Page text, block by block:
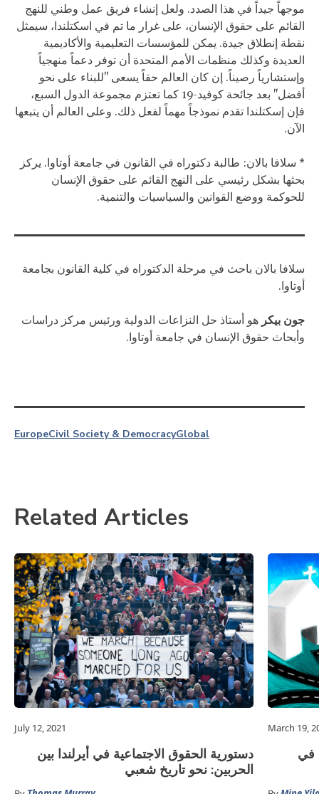
موجهاً جيداً في هذا الصدد. ولعل إنشاء فريق عمل وطني للنهج
القائم على حقوق الإنسان، على غرار ما تم في اسكتلندا، سيمثل
نقطة إنطلاق جيدة. يمكن للمؤسسات التعليمية والأكاديمية
العديدة وكذلك منظمات الأمم المتحدة أن توفر دعماً منهجياً
وإستشارياً رصيناً. إن كان العالم حقاً يسعى "للبناء على نحو
أفضل" بعد جائحة كوفيد-19 كما تعتزم مجموعة الدول السبع،
فإن إسكتلندا تقدم نموذجاً مهماً لفعل ذلك. وعلى العالم أن يتبعها
الآن.
* سلافا بالان: طالبة دكتوراه في القانون في جامعة أوتاوا. يركز
بحثها بشكل رئيسي على النهج القائم على حقوق الإنسان
للحوكمة ووضع القوانين والسياسيات والتنمية.
سلافا بالان باحث في مرحلة الدكتوراه في كلية القانون بجامعة
أوتاوا.
جون بيكر هو أستاذ حل النزاعات الدولية ورئيس مركز دراسات
وأبحاث حقوق الإنسان في جامعة أوتاوا.
EuropeCivil Society & DemocracyGlobal
Related Articles
July 12, 2021
دستورية الحقوق الاجتماعية في أيرلندا بين
الحربين: نحو تاريخ شعبي
March 19,
في